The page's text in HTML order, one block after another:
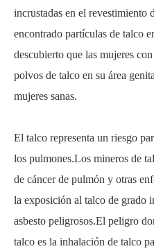
incrustadas en el revestimiento
encontrado partículas de talco
descubierto que las mujeres
polvos de talco en su área
mujeres sanas.
El talco representa un riesgo
los pulmones.Los mineros de
de cáncer de pulmón y otras
la exposición al talco de grado
asbesto peligrosos.El peligro
talco es la inhalación de talco